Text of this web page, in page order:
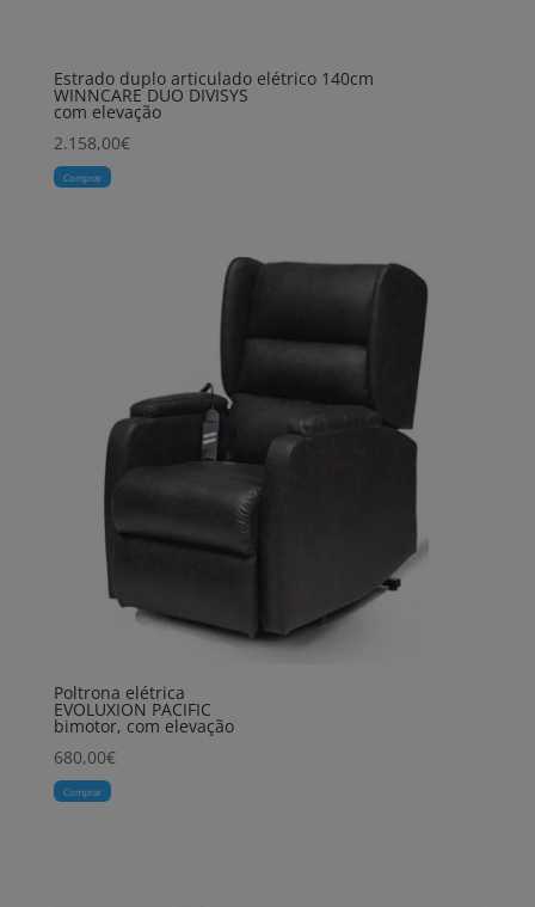
Estrado duplo articulado elétrico 140cm
WINNCARE DUO DIVISYS
com elevação
2.158,00€
Comprar
Poltrona elétrica
EVOLUXION PACIFIC
bimotor, com elevação
680,00€
Comprar